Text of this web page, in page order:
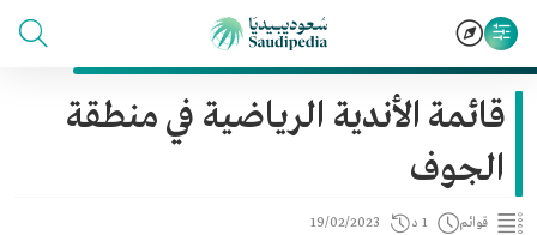
قائمة الأندية الرياضية في منطقة
الجوف
قوائم 1 د 19/02/2023